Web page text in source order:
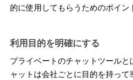
的に使用してもらうためのポイン
利用目的を明確にする
プライベートのチャットツール
ャットは会社ごとに目的を持っ